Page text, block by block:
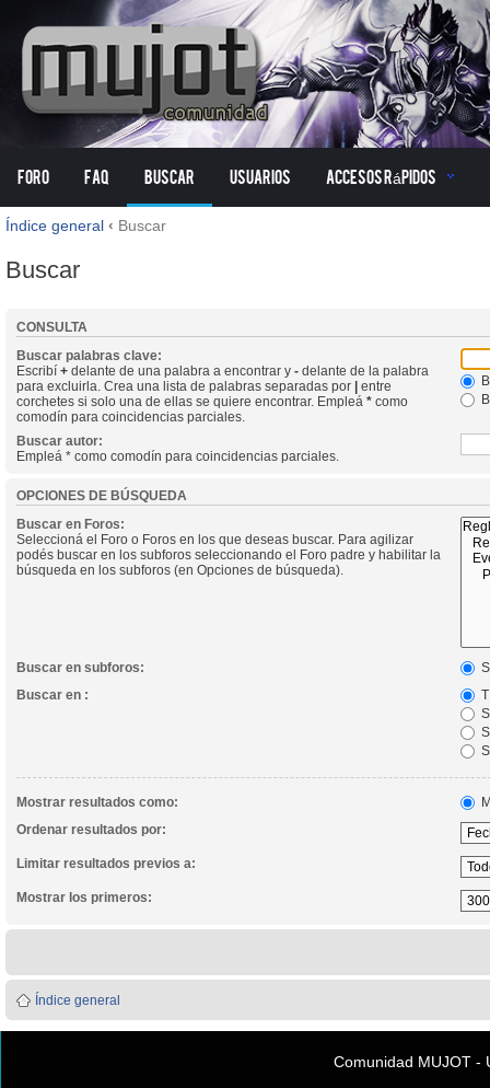
Foro FAQ Buscar Usuarios Accesos Rápidos
Índice general ‹ Buscar
Buscar
CONSULTA
Buscar palabras clave:
Escribí + delante de una palabra a encontrar y - delante de la palabra
para excluirla. Crea una lista de palabras separadas por | entre
corchetes si solo una de ellas se quiere encontrar. Empleá * como
comodín para coincidencias parciales.
Buscar autor:
Empleá * como comodín para coincidencias parciales.
OPCIONES DE BÚSQUEDA
Buscar en Foros:
Seleccioná el Foro o Foros en los que deseas buscar. Para agilizar
podés buscar en los subforos seleccionando el Foro padre y habilitar la
búsqueda en los subforos (en Opciones de búsqueda).
Buscar en subforos:
Buscar en :
Mostrar resultados como:
Ordenar resultados por:
Limitar resultados previos a:
Mostrar los primeros:
Índice general
Comunidad MUJOT -